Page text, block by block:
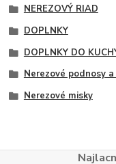
NEREZOVÝ RIAD
DOPLNKY
DOPLNKY DO
Nerezové podnosy
Nerezové misky